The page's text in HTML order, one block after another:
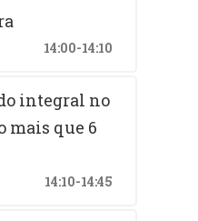
14:00-14:10
integral no
mais que 6
14:10-14:45